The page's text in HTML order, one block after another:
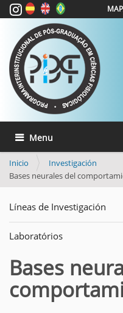
Mostrar/Ocultar
Inicio
Investigación
Bases neurales del
Líneas de Investigación
Laboratórios
Bases